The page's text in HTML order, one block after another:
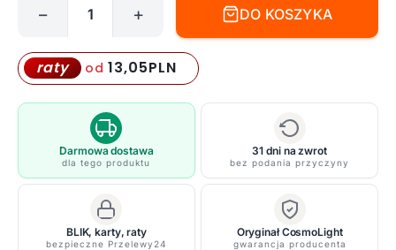
okrągły
plafon
FleetWood
eleganckimi
zdobieniami
i
elementami
− + DO KOSZYKA
raty od 13,05PLN
Darmowa dostawa
dla tego produktu
31 dni na zwrot
bez podania przyczyny
BLIK, karty, raty
bezpieczne Przelewy24
Oryginał CosmoLight
gwarancja producenta